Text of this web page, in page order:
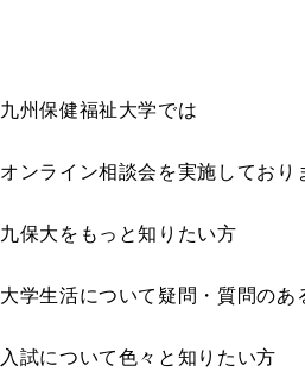
九州保健福祉大学では
オンライン相談会を実施しており
九保大をもっと知りたい方
大学生活について疑問・質問のあ
入試について色々と知りたい方